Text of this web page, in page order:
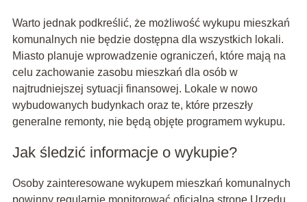
Warto jednak podkreślić, że możliwość wykupu mieszkań
komunalnych nie będzie dostępna dla wszystkich lokali.
Miasto planuje wprowadzenie ograniczeń, które mają na
celu zachowanie zasobu mieszkań dla osób w
najtrudniejszej sytuacji finansowej. Lokale w nowo
wybudowanych budynkach oraz te, które przeszły
generalne remonty, nie będą objęte programem wykupu.
Jak śledzić informacje o wykupie?
Osoby zainteresowane wykupem mieszkań komunalnych